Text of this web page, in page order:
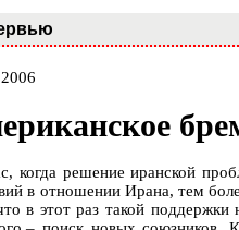
когда решение иранской
в отношении Ирана, тем
в этот раз такой